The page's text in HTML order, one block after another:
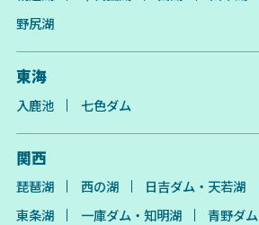
野尻湖
東海
入鹿池 七色ダム
関西
琵琶湖 西の湖 日吉ダム・天若湖
東条湖
一庫ダム・知明湖 青野ダム